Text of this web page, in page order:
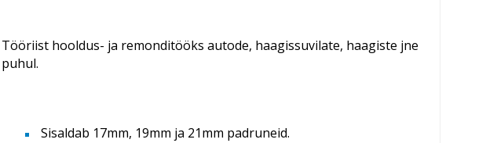
Tööriist hooldus- ja remonditööks autode, haagissuvilate, haagiste jne
puhul.
Sisaldab 17mm, 19mm ja 21mm padruneid.